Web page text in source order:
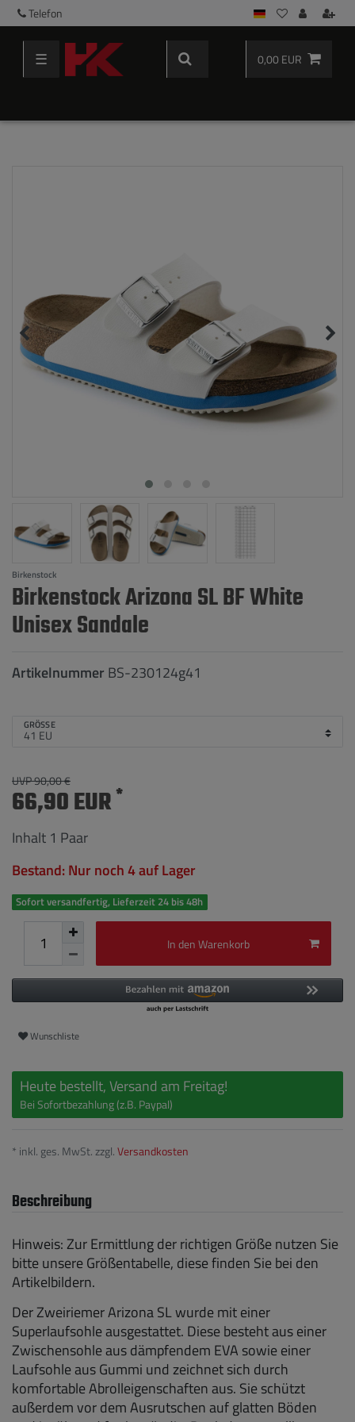
Telefon
☰ 0,00 EUR
Birkenstock
Birkenstock Arizona SL BF White
Unisex Sandale
Artikelnummer BS-230124g41
GRÖSSE
UVP 90,00 €
66,90 EUR*
Inhalt 1 Paar
Bestand: Nur noch 4 auf Lager
Sofort versandfertig, Lieferzeit 24 bis 48h
In den Warenkorb
Wunschliste
Heute bestellt, Versand am Freitag!
Bei Sofortbezahlung (z.B. Paypal)
* inkl. ges. MwSt. zzgl.Versandkosten
Beschreibung
Hinweis: Zur Ermittlung der richtigen Größe nutzen Sie
bitte unsere Größentabelle, diese finden Sie bei den
Artikelbildern.
Der Zweiriemer Arizona SL wurde mit einer
Superlaufsohle ausgestattet. Diese besteht aus einer
Zwischensohle aus dämpfendem EVA sowie einer
Laufsohle aus Gummi und zeichnet sich durch
komfortable Abrolleigenschaften aus. Sie schützt
außerdem vor dem Ausrutschen auf glatten Böden